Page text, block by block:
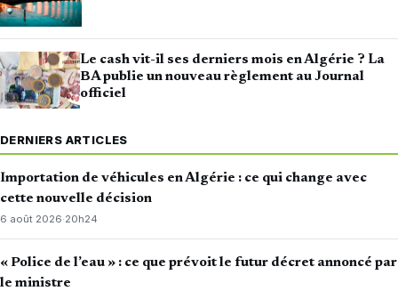
Le cash vit-il ses derniers mois en Algérie ? La
BA publie un nouveau règlement au Journal
officiel
DERNIERS ARTICLES
Importation de véhicules en Algérie : ce qui change avec
cette nouvelle décision
6 août 2026·20h24
« Police de l’eau » : ce que prévoit le futur décret annoncé par
le ministre